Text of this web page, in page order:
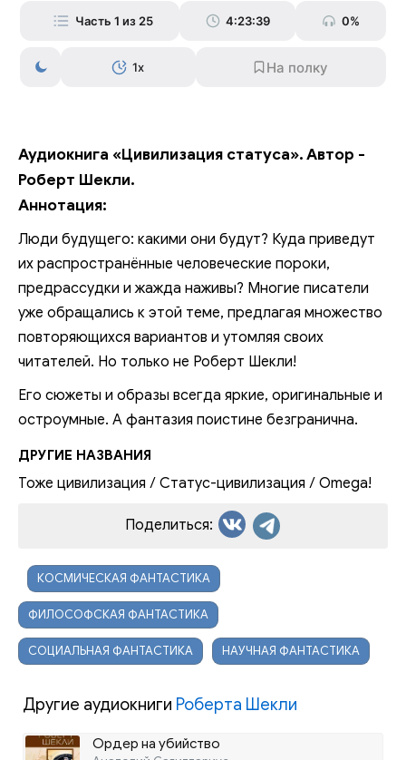
Часть 1 из 25 4:23:39 0%
1x
Аудиокнига «Цивилизация статуса». Автор -
Роберт Шекли.
Аннотация:
Люди будущего: какими они будут? Куда приведут
их распространённые человеческие пороки,
предрассудки и жажда наживы? Многие писатели
уже обращались к этой теме, предлагая множество
повторяющихся вариантов и утомляя своих
читателей. Но только не Роберт Шекли!
Его сюжеты и образы всегда яркие, оригинальные и
остроумные. А фантазия поистине безгранична.
ДРУГИЕ НАЗВАНИЯ
Тоже цивилизация / Статус-цивилизация / Omega!
Поделиться:
КОСМИЧЕСКАЯ ФАНТАСТИКА
ФИЛОСОФСКАЯ ФАНТАСТИКА
СОЦИАЛЬНАЯ ФАНТАСТИКА НАУЧНАЯ ФАНТАСТИКА
Другие аудиокниги Роберта Шекли
Ордер на убийство